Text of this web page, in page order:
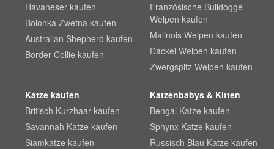
Havaneser kaufen
Bolonka Zwetna kaufen
Australian Shepherd kaufen
Border Collie kaufen
Französische Bulldogge
Welpen kaufen
Malinois Welpen kaufen
Dackel Welpen kaufen
Zwergspitz Welpen kaufen
Katze kaufen
Britisch Kurzhaar kaufen
Savannah Katze kaufen
Siamkatze kaufen
Katzenbabys & Kitten
Bengal Katze kaufen
Sphynx Katze kaufen
Russisch Blau Katze kaufen